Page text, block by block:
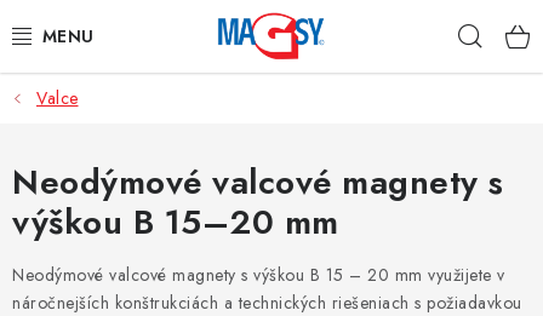
na
HLAVNÉ KATEGÓRIE
MAGNETICKÉ POMÔCKY
PRIEMYSELNÉ MAGNETY
OSTATNÉ MAGNETY
Valce
Neodýmové valcové magnety s
výškou B 15–20 mm
Neodýmové valcové magnety s výškou B 15 – 20 mm využijete v
náročnejších konštrukciách a technických riešeniach s požiadavkou